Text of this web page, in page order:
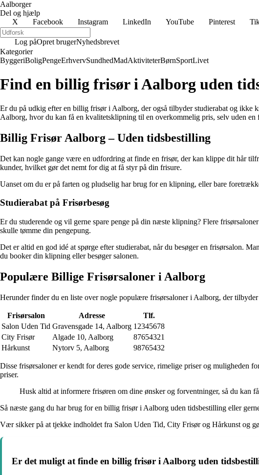
Aalborger
Del og hjælp
X
Facebook Instagram LinkedIn YouTube Pinterest
Log påOpret brugerNyhedsbrevet
Kategorier
ByggeriBoligPengeErhvervSundhedMadAktiviteterBørnSportLivet
Find en billig frisør i Aalborg uden
Er du på udkig efter en billig frisør i Aalborg, der også tilbyder studierabat og
Aalborg, hvor du kan få en kvalitetsklipning til en overkommelig pris, selv uden en
Billig Frisør Aalborg – Uden tidsbestilling
Det kan nogle gange være en udfordring at finde en frisør, der kan klippe dit hår
kunder, hvilket gør det nemt for dig at få styr på din frisure.
Uanset om du er på farten og pludselig har brug for en klipning, eller bare
Studierabat på Frisørbesøg
Er du studerende og vil gerne spare penge på din næste klipning? Flere
skulle tømme din pengepung.
Det er altid en god idé at spørge efter studierabat, når du besøger en frisørsalon.
du booker din klipning eller besøger salonen.
Populære Billige Frisørsaloner i Aalborg
Herunder finder du en liste over nogle populære frisørsaloner i Aalborg, der
Frisørsalon Adresse
Tlf.
Salon Uden Tid Gravensgade 14, Aalborg 12345678
City Frisør
Algade 10, Aalborg
87654321
Hårkunst
Nytorv 5, Aalborg 98765432
Disse frisørsaloner er kendt for deres gode service, rimelige priser og muligheden
priser.
Husk altid at informere frisøren om dine ønsker og forventninger, så du kan
Så næste gang du har brug for en billig frisør i Aalborg uden tidsbestilling eller
Vær sikker på at tjekke indholdet fra Salon Uden Tid, City Frisør og Hårkunst og
Er det muligt at finde en billig frisør i Aalborg uden